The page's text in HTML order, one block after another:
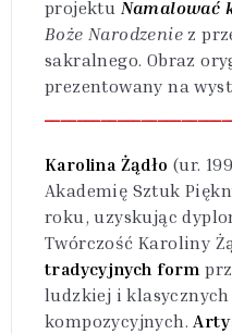
projektu Namalować
Boże Narodzenie z
sakralnego. Obraz
prezentowany na
Karolina Żądło (ur.
Akademię Sztuk
roku, uzyskując
Twórczość Karoliny
tradycyjnych form
ludzkiej i
kompozycyjnych.